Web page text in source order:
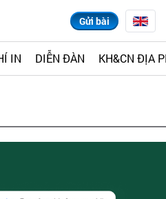
Gửi bài
IN DIỄN ĐÀN KH&CN ĐỊA